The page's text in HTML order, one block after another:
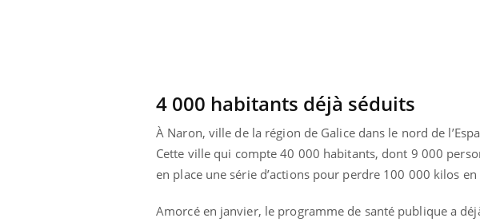
4 000 habitants déjà séduits
À Naron, ville de la région de Galice dans le nord de
Cette ville qui compte 40 000 habitants, dont 9 000
en place une série d’actions pour perdre 100 000 kilos en
Amorcé en janvier, le programme de santé publique a